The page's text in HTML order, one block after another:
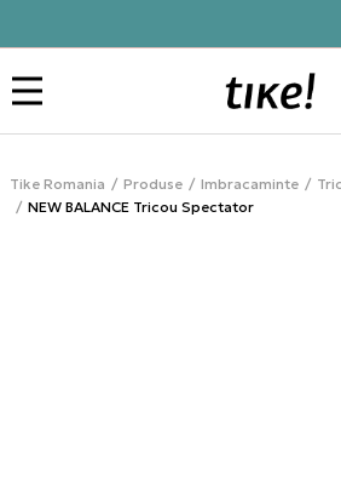
Tike Romania Produse Imbracaminte
NEW BALANCE Tricou Spectator